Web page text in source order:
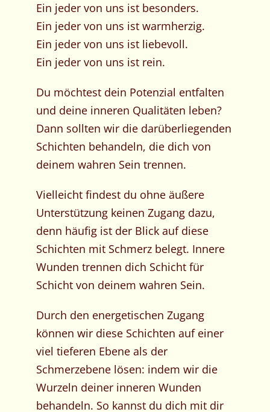
Ein jeder von uns ist besonders.
Ein jeder von uns ist warmherzig.
Ein jeder von uns ist liebevoll.
Ein jeder von uns ist rein.
Du möchtest dein Potenzial entfalten
und deine inneren Qualitäten leben?
Dann sollten wir die darüberliegenden
Schichten behandeln, die dich von
deinem wahren Sein trennen.
Vielleicht findest du ohne äußere
Unterstützung keinen Zugang dazu,
denn häufig ist der Blick auf diese
Schichten mit Schmerz belegt. Innere
Wunden trennen dich Schicht für
Schicht von deinem wahren Sein.
Durch den energetischen Zugang
können wir diese Schichten auf einer
viel tieferen Ebene als der
Schmerzebene lösen: indem wir die
Wurzeln deiner inneren Wunden
behandeln. So kannst du dich mit dir